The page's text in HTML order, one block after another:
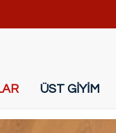
ÜST GİYİM